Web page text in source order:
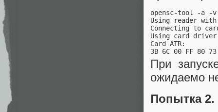
opensc-tool -a -v
Using reader
Connecting to
Using card
Card ATR:
При
ожидаемо
Попытка 2.